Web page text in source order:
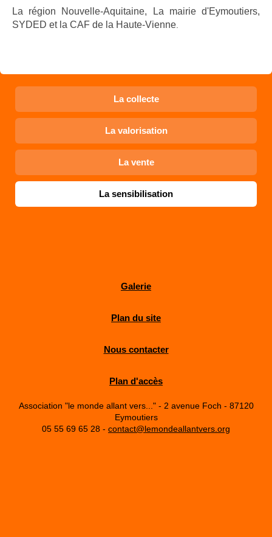
La région Nouvelle-Aquitaine, La mairie d'Eymoutiers,
SYDED et la CAF de la Haute-Vienne
La collecte
La valorisation
La vente
La sensibilisation
Galerie
Plan du site
Nous contacter
Plan d'accès
Association "le monde allant vers..." - 2 avenue Foch - 87120
Eymoutiers
05 55 69 65 28 - contact@lemondeallantvers.org